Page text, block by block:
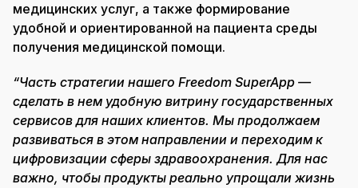
медицинских услуг, а также формирование
удобной и ориентированной на пациента среды
получения медицинской помощи.
“Часть стратегии нашего Freedom SuperApp —
сделать в нем удобную витрину государственных
сервисов для наших клиентов. Мы продолжаем
развиваться в этом направлении и переходим к
цифровизации сферы здравоохранения. Для нас
важно, чтобы продукты реально упрощали жизнь